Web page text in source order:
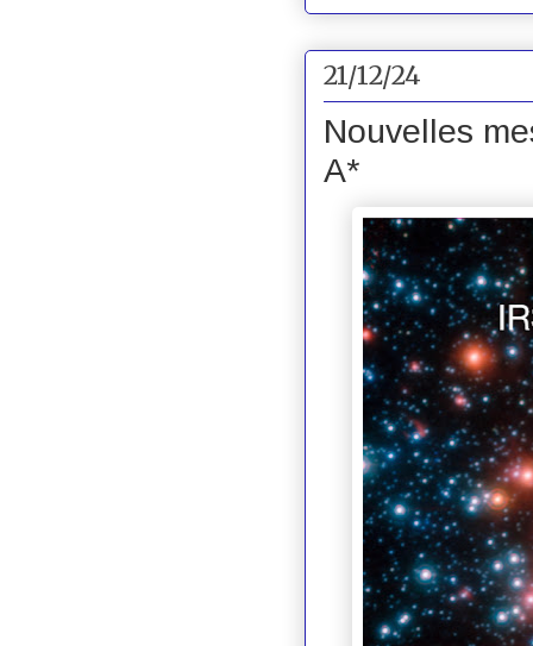
21/12/24
Nouvelles
A*